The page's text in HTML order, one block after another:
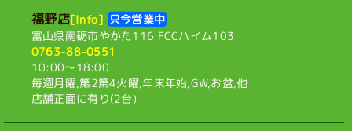
福野店[Info] 只今営業中
富山県南砺市やかた116 FCCハイム103
0763-88-0551
10:00〜18:00
毎週月曜,第2第4火曜,年末年始,GW,お盆,他
店舗正面に有り(2台)